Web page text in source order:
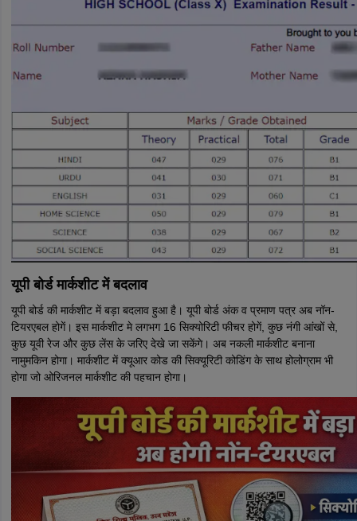
यूपी बोर्ड मार्कशीट में बदलाव
यूपी बोर्ड की मार्कशीट में बड़ा बदलाव हुआ है। यूपी बोर्ड अंक व प्रमाण पत्र अब नॉन-
टियरएबल होगें। इस मार्कशीट मे लगभग 16 सिक्योरिटी फीचर होगें, कुछ नंगी आंखों से,
कुछ यूवी रेज और कुछ लेंस के जरिए देखे जा सकेंगे। अब नकली मार्कशीट बनाना
नामुमकिन होगा। मार्कशीट में क्यूआर कोड की सिक्यूरिटी कोडिंग के साथ होलोग्राम भी
होगा जो ओरिजनल मार्कशीट की पहचान होगा।